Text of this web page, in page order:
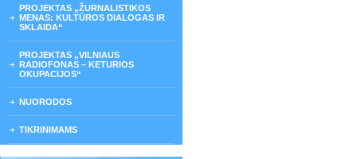
PROJEKTAS „ŽURNALISTIKOS
MENAS: KULTŪROS DIALOGAS IR
SKLAIDA“
PROJEKTAS „VILNIAUS
RADIOFONAS – KETURIOS
OKUPACIJOS“
NUORODOS
TIKRINIMAMS